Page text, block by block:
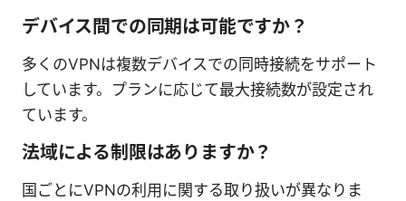
デバイス間での同期は可能ですか？
多くのVPNは複数デバイスでの同時接続をサポート
しています。プランに応じて最大接続数が設定され
ています。
法域による制限はありますか？
国ごとにVPNの利用に関する取り扱いが異なりま